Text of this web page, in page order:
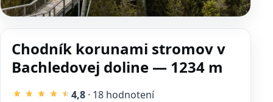
Chodník korunami stromov v
Bachledovej doline — 1234 m
4,8 · 18 hodnotení